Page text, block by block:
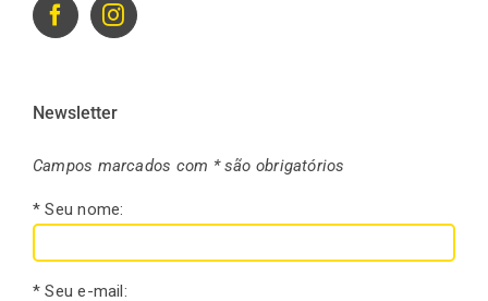
Newsletter
Campos marcados com * são obrigatórios
* Seu nome:
* Seu e-mail: